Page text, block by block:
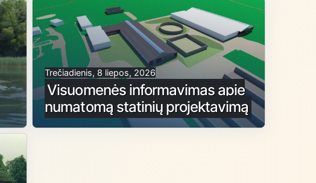
Trečiadienis, 8 liepos, 2026
Visuomenės informavimas apie
numatomą statinių projektavimą